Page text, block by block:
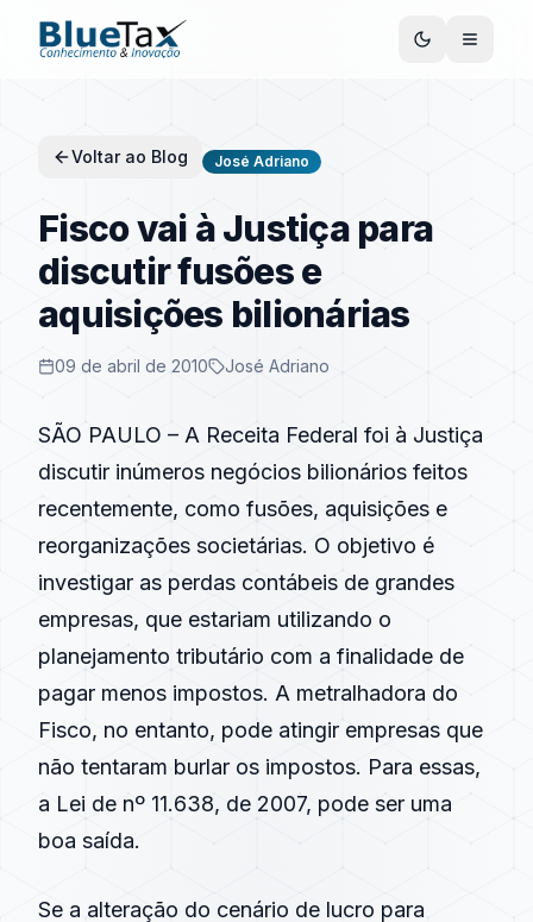
Voltar ao Blog José Adriano
Fisco vai à Justiça para
discutir fusões e
aquisições bilionárias
09 de abril de 2010 José Adriano
SÃO PAULO – A Receita Federal foi à Justiça
discutir inúmeros negócios bilionários feitos
recentemente, como fusões, aquisições e
reorganizações societárias. O objetivo é
investigar as perdas contábeis de grandes
empresas, que estariam utilizando o
planejamento tributário com a finalidade de
pagar menos impostos. A metralhadora do
Fisco, no entanto, pode atingir empresas que
não tentaram burlar os impostos. Para essas,
a Lei de nº 11.638, de 2007, pode ser uma
boa saída.
Se a alteração do cenário de lucro para